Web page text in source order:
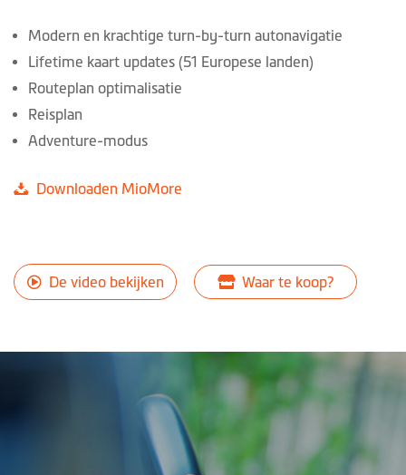
Modern en krachtige turn-by-turn autonavigatie
Lifetime kaart updates (51 Europese landen)
Routeplan optimalisatie
Reisplan
Adventure-modus
Downloaden MioMore
De video bekijken Waar te koop?